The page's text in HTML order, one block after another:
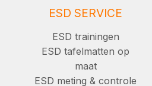
ESD SERVICE
ESD trainingen
ESD tafelmatten op
maat
ESD meting & controle